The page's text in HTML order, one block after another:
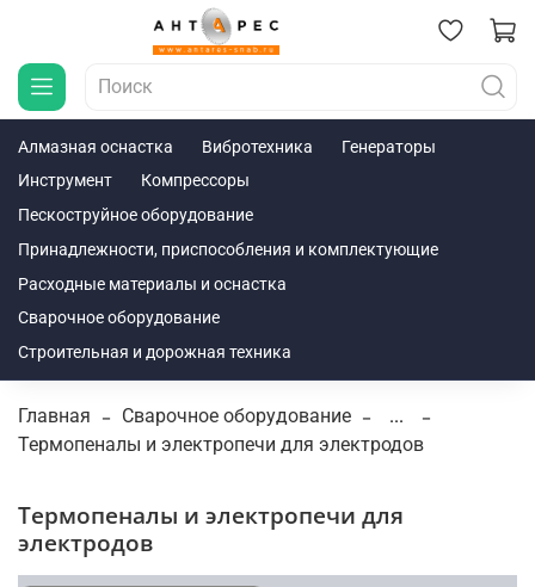
Алмазная оснастка Вибротехника
Генераторы
Инструмент
Компрессоры
Пескоструйное оборудование
Принадлежности, приспособления и комплектующие
Расходные материалы и оснастка
Сварочное оборудование
Строительная и дорожная техника
Главная Сварочное оборудование
...
Термопеналы и электропечи для электродов
Термопеналы и электропечи для
электродов